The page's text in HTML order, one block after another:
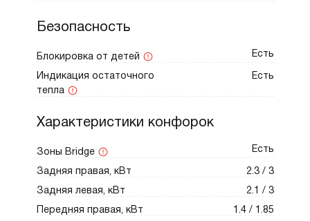
для предотвращения выкипания
жидкости. Панель сначала быстро
нагревает воду, затем снижает
Безопасность
Блокировка от детей Есть
Индикация остаточного
тепла
Есть
Характеристики конфорок
Зоны Bridge Есть
Задняя правая, кВт 2.3 / 3
Задняя левая, кВт 2.1 / 3
Передняя правая, кВт 1.4 / 1.85